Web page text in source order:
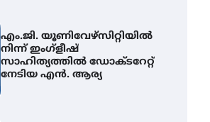
എം.ജി. യൂണിവേഴ്‌സിറ്റിയിൽ
നിന്ന് ഇംഗ്ളീഷ്
സാഹിത്യത്തിൽ ഡോക്ടറേറ്റ്
നേടിയ എൻ. ആര്യ